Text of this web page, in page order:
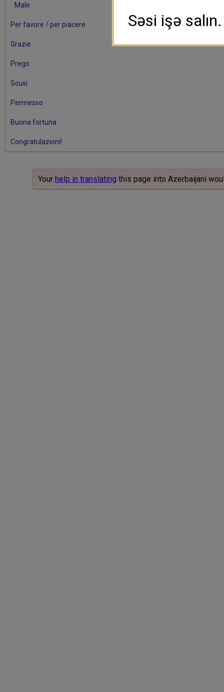
Male
Per favore / per piacere
Grazie
Prego
Scusi
Permesso
Buona fortuna
Congratulazioni!
Your help in translating this page into Azerbaijani
Səsi işə salın.